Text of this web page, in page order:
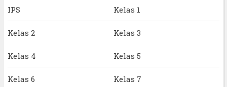
IPS Kelas 1
Kelas 2 Kelas 3
Kelas 4 Kelas 5
Kelas 6 Kelas 7